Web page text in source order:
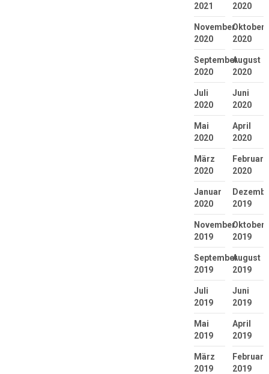
2021
2020
November
2020
Oktober
2020
September
2020
August
2020
Juli
2020
Juni
2020
Mai
2020
April
2020
März
2020
Februar
2020
Januar
2020
2019
November
2019
Oktober
2019
September
2019
August
2019
Juli
2019
Juni
2019
Mai
2019
April
2019
März
2019
Februar
2019